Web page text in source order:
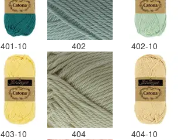
401-10 402 402-10
403-10 404 404-10